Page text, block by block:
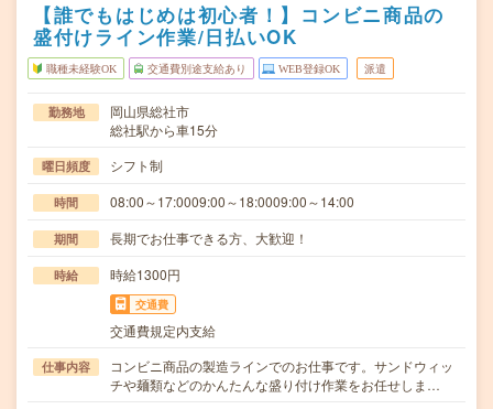
【誰でもはじめは初心者！】コンビニ商品の
盛付けライン作業/日払いOK
職種未経験OK 交通費別途支給あり WEB登録OK 派遣
勤務地
岡山県総社市
総社駅から車15分
曜日頻度 シフト制
時間 08:00～17:0009:00～18:0009:00～14:00
期間 長期でお仕事できる方、大歓迎！
時給 時給1300円
交通費
交通費規定内支給
仕事内容
コンビニ商品の製造ラインでのお仕事です。サンドウィッ
チや麺類などのかんたんな盛り付け作業をお任せしま…